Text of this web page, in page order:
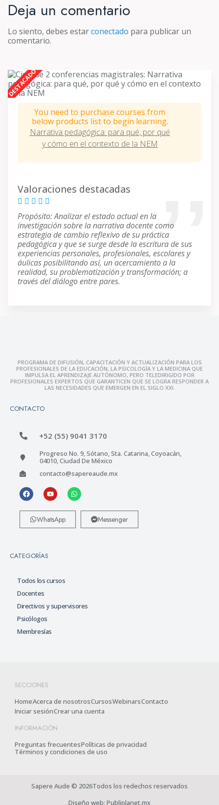
Deja un comentario
Lo siento, debes estarconectado para publicar un
comentario.
You need to purchase courses from
below products list to begin learning.
Narrativa pedagógica: para qué, por qué
y cómo en el contexto de la NEM
Valoraciones destacadas
Propósito: Analizar el estado actual en la
investigación sobre la narrativa docente como
estrategia de cambio reflexivo de su práctica
pedagógica y que se surge desde la escritura de sus
experiencias personales, profesionales, escolares y
áulicas posibilitando así, un acercamiento a la
realidad, su problematización y transformación; a
través del diálogo entre pares.
PROGRAMA DE DIFUSIÓN, CAPACITACIÓN Y ACTUALIZACIÓN PARA LOS
PROFESIONALES DE LA EDUCACIÓN, LA PSICOLOGÍA Y LA MEDICINA QUE
IMPULSA EL APRENDIZAJE AUTÓNOMO, PERO TELEDIRIGIDO POR
PROFESIONALES EXPERTOS QUE GARANTICEN QUE SE LOGRA RESPONDER A
LAS NECESIDADES QUE EMERGEN EN EL SIGLO XXI.
CONTACTO
+52 (55) 9041 3170
Progreso No. 9, Sótano, Sta. Catarina, Coyoacán,
04010, Ciudad De México
contacto@sapereaude.mx
WhatsApp Messenger
CATEGORÍAS
Todos los cursos
Docentes
Directivos y supervisores
Psicólogos
Membresías
SECCIONES
HomeAcerca de nosotrosCursosWebinarsContacto
Iniciar sesiónCrear una cuenta
INFORMACIÓN
Preguntas frecuentesPolíticas de privacidad
Términos y condiciones de uso
Sapere Aude © 2026Todos los redechos reservados
Diseño web: Publiplanet.mx